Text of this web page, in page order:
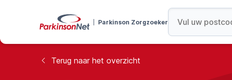
Parkinson Zorgzoeker
Terug naar het overzicht